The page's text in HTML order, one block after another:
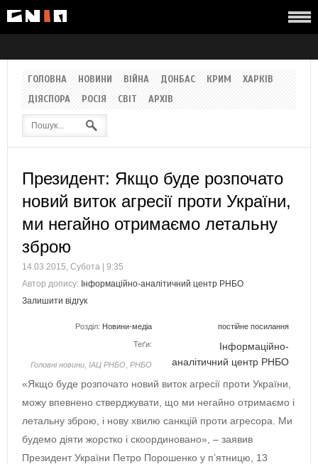
ГОЛОВНА НОВИНИ ВІЙНА ДОНБАС КРИМ
ХАРКІВ
ДІЯСПОРА
РОСІЯ СВІТ АРХІВ
Президент: Якщо буде розпочато
новий виток агресії проти України,
ми негайно отримаємо летальну
зброю
14.03.2015, Субота | 9:35
Автор допису: Інформаційно-аналітичний центр РНБО
Залишити відгук
Розділ: Новини-медіа постійне посилання
Теґи:
Головнi новини ІАЦ РНБО РНБО
Інформаційно-
аналітичний центр РНБО
«Якщо буде розпочато новий виток агресії проти України,
можу впевнено стверджувати, що ми негайно отримаємо і
летальну зброю, і нову хвилю санкцій проти агресора. Ми
будемо діяти жорстко і скоординовано», – заявив
Президент України Петро Порошенко у п’ятницю, 13